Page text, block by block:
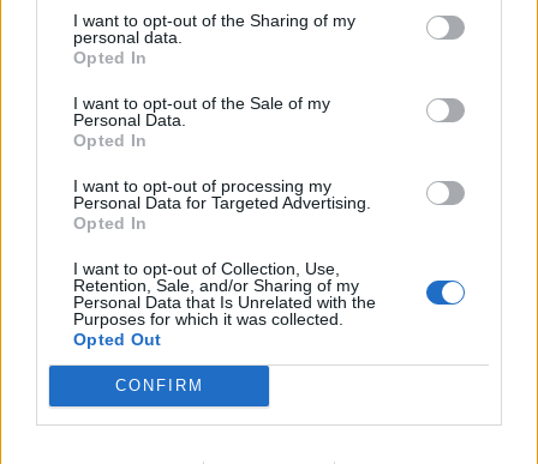
I want to opt-out of the Sharing of my
personal data.
Opted In
I want to opt-out of the Sale of my
Personal Data.
Opted In
I want to opt-out of processing my
Personal Data for Targeted Advertising.
Opted In
I want to opt-out of Collection, Use,
Retention, Sale, and/or Sharing of my
Personal Data that Is Unrelated with the
Purposes for which it was collected.
Opted Out
CONFIRM
vai ir citādi atkarīgs. Kad partneris pārstās to darīt,
tad gan varēs beidzot justies labi.
Abiem ir vēl kas kopīgs. Tā kā bērnībā vecāki bērnam
piesaistes objekta, kas ir ārkārtīgi svarīgi, lai cilvēks
ar laiku spētu kļūt neatkarīgs. Pieaugušā vecumā šis
iztrūkums izpaužas kā milzīgas bailes palikt vienam.
Tāpēc ir vajadzīgs partneris – balsts. Intuitīvi tiek
atrasts otrs tāds pats, ar kuru burtiski salīmēties
kopā. Diemžēl šīs attiecības ir skaistas tikai to
sākumā, jo dziļi sirdī abi nejūtas mīlestības vērti. Ar
laiku attiecības kļūst par cīņas lauku: pāris nav